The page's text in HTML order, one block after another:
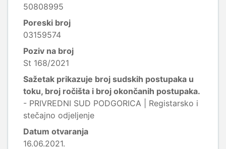
50808995
Poreski broj
03159574
Poziv na broj
St 168/2021
Sažetak prikazuje broj sudskih postupaka u
toku, broj ročišta i broj okončanih postupaka.
- PRIVREDNI SUD PODGORICA | Registarsko i
stečajno odjeljenje
Datum otvaranja
16.06.2021.